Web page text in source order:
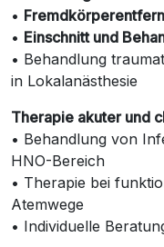
•
• Einschnitt und
• Behandlung
in Lokalanästhesie
Therapie akuter und
• Behandlung von
HNO-Bereich
• Therapie bei
Atemwege
• Individuelle